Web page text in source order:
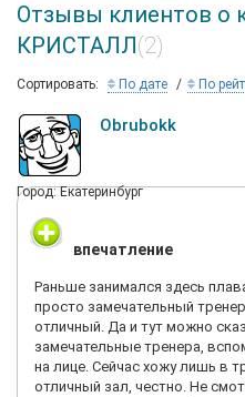
Отзывы клиентов о
КРИСТАЛЛ(2)
Сортировать: По дате По
Obrubokk
Город: Екатеринбург
впечатление
Раньше занимался здесь
просто замечательный
отличный. Да и тут можно
замечательные тренера,
на лице. Сейчас хожу лишь в
отличный зал, честно. Не